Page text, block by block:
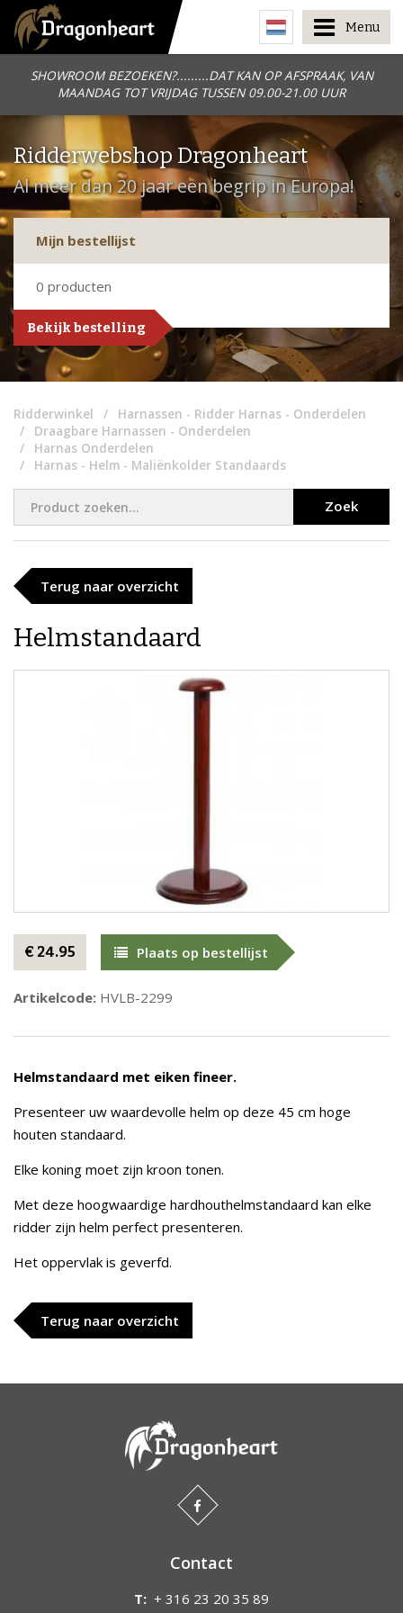
SHOWROOM BEZOEKEN?.........DAT KAN OP AFSPRAAK, VAN
MAANDAG TOT VRIJDAG TUSSEN 09.00-21.00 UUR
Menu
Ridderwebshop Dragonheart
Al meer dan 20 jaar een begrip in Europa!
Mijn bestellijst
0 producten
Bekijk bestelling
Ridderwinkel
Harnassen - Ridder Harnas - Onderdelen
Draagbare Harnassen - Onderdelen
Harnas Onderdelen
Harnas - Helm - Maliënkolder Standaards
Zoek
Terug naar overzicht
Helmstandaard
€ 24.95 Plaats op bestellijst
Artikelcode: HVLB-2299
Helmstandaard met eiken fineer.
Presenteer uw waardevolle helm op deze 45 cm hoge
houten standaard.
Elke koning moet zijn kroon tonen.
Met deze hoogwaardige hardhouthelmstandaard kan elke
ridder zijn helm perfect presenteren.
Het oppervlak is geverfd.
Terug naar overzicht
Contact
T: + 316 23 20 35 89